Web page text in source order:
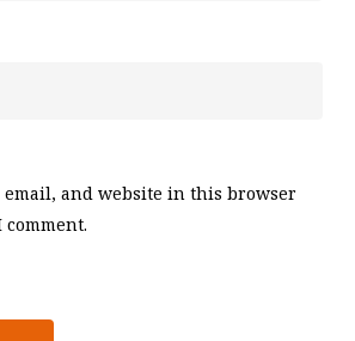
email, and website in this browser